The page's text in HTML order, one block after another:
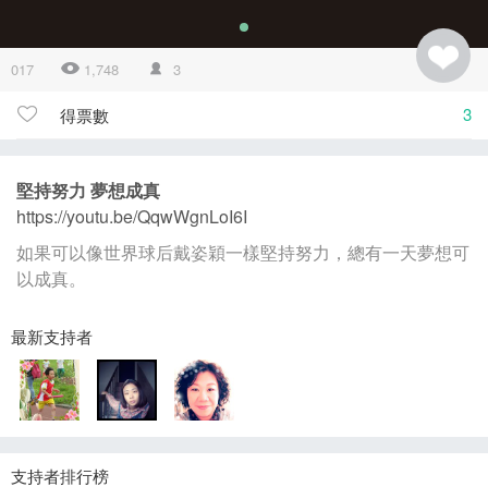
017 1,748 3
得票數 3
堅持努力 夢想成真
https://youtu.be/QqwWgnLoI6I
如果可以像世界球后戴姿穎一樣堅持努力，總有一天夢想可
以成真。
最新支持者
支持者排行榜